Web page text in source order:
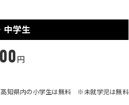
中学生
円
高知県内の小学生は無料 ※未就学児は無料